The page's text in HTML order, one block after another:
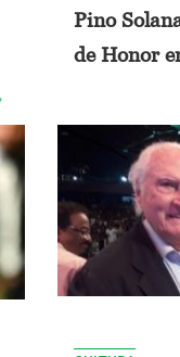
Pino
de Honor